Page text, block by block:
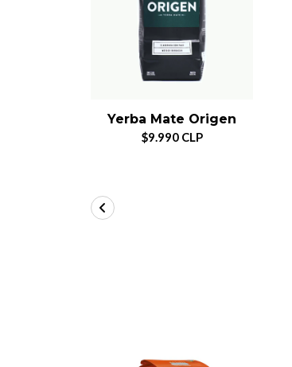
Yerba Mate Origen
$9.990 CLP